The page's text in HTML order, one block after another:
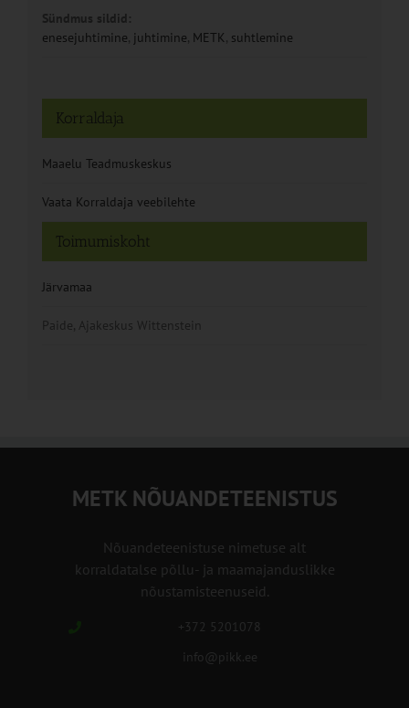
Sündmus sildid:
enesejuhtimine, juhtimine, METK, suhtlemine
Toimumiskoht
Järvamaa
Paide, Ajakeskus Wittenstein
Korraldaja
Maaelu Teadmuskeskus
Vaata Korraldaja veebilehte
METK NÕUANDETEENISTUS
Nõuandeteenistuse nimetuse alt
korraldatalse põllu- ja maamajanduslikke
nõustamisteenuseid.
+372 5201078
info@pikk.ee